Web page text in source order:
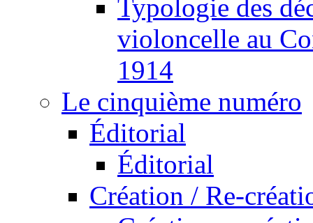
Typologie des
violoncelle au
1914
Le cinquième numéro
Éditorial
Éditorial
Création / Re-